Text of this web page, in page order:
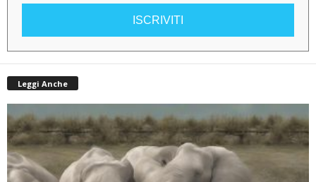
ISCRIVITI
Leggi Anche